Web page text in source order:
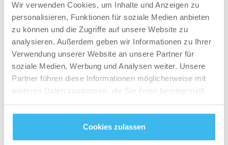
Wir verwenden Cookies, um Inhalte und Anzeigen zu
personalisieren, Funktionen für soziale Medien anbieten
zu können und die Zugriffe auf unsere Website zu
analysieren. Außerdem geben wir Informationen zu Ihrer
Verwendung unserer Website an unsere Partner für
soziale Medien, Werbung und Analysen weiter. Unsere
Partner führen diese Informationen möglicherweise mit
weiteren Daten zusammen, die Sie ihnen bereitgestellt
gesammelt haben.
Datenschutz- undCookie-Richtlinien
Cookies zulassen
selbstständig zu verwalten. Natürlich ist solch
eine Folge ein Extremfall, aber das zeigt mir, wie
wichtig es ist auf sich selbst Acht zu geben.
Sogar während meiner Diät letzten Sommer fiel
mir auf,dass ich plötzlich kein Fett mehr
unten war. Kurz vor dem Verzweifeln sprach ich
mit einem sehr guten Freund und Fitnesscoach.